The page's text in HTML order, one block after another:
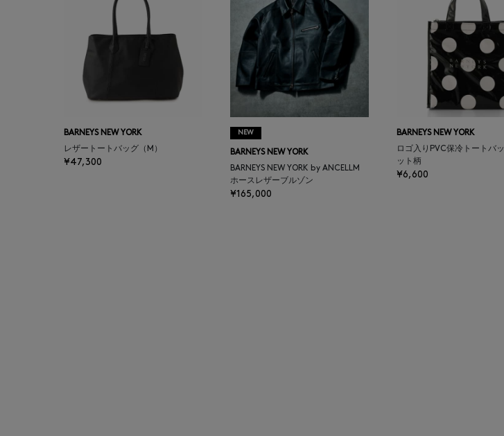
ATTO VANNUCCI
FIRENZE
AURALEE
AUTRY
BAGUTTA
BARNEYS NEW YORK
レザートートバッグ（M）
¥47,300
NEW
BARNEYS NEW YORK
BARNEYS NEW YORK by ANCELLM
ホースレザーブルゾン
¥165,000
BARNEYS NEW YORK
ロゴ入りPVC保冷トートバ
ット柄
¥6,600